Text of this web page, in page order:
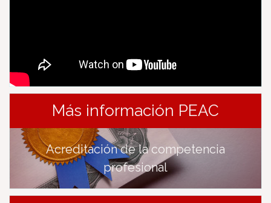
Más información PEAC
Acreditación de la competencia
profesional